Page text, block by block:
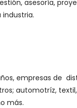
asesoría,
empresas de
automotríz,
más.